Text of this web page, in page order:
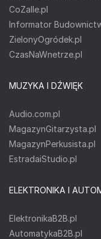
CoZaIle.pl
Informator
ZielonyOgródek.pl
CzasNaWnetrze.pl
MUZYKA I DŹWIĘK
Audio.com.pl
MagazynGitarzysta.pl
MagazynPerkusista.pl
EstradaiStudio.pl
ELEKTRONIKA I
ElektronikaB2B.pl
AutomatykaB2B.pl